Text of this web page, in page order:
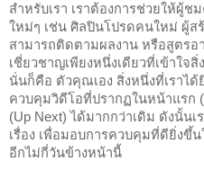
สำหรับเรา เราต้องการช่วยให้ผู้
ใหม่ๆ เช่น ศิลปินโปรดคนใหม่ ผู้ส
สามารถติดตามผลงาน หรือสูตร
เชี่ยวชาญเพียงหนึ่งเดียวที่เข้าใจ
นั่นก็คือ ตัวคุณเอง สิ่งหนึ่งที่เราไ
ควบคุมวิดีโอที่ปรากฏในหน้าแรก
(Up Next) ได้มากกว่าเดิม ดังนั้น
เรื่อง เพื่อมอบการควบคุมที่ดียิ่งขึ้
อีกไม่กี่วันข้างหน้านี้